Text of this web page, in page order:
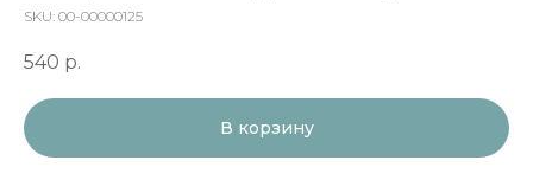
SKU: 00-00000125
540 р.
В корзину